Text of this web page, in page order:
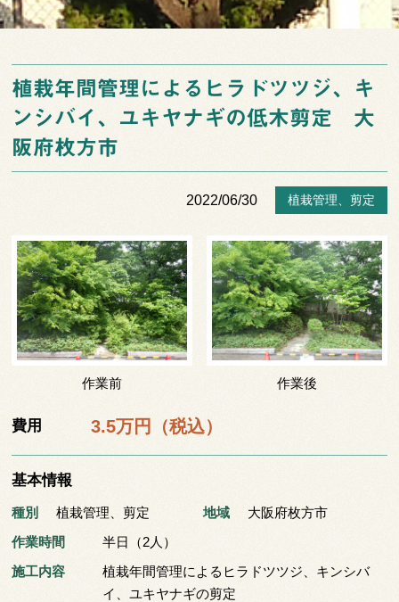
植栽年間管理によるヒラドツツジ、キ
ンシバイ、ユキヤナギの低木剪定 大
阪府枚方市
2022/06/30 植栽管理 剪定
作業前 作業後
費用 3.5万円（税込）
基本情報
種別 植栽管理 剪定 地域
大阪府枚方市
作業時間
半日（2人）
施工内容
植栽年間管理によるヒラドツツジ、キンシバ
イ、ユキヤナギの剪定